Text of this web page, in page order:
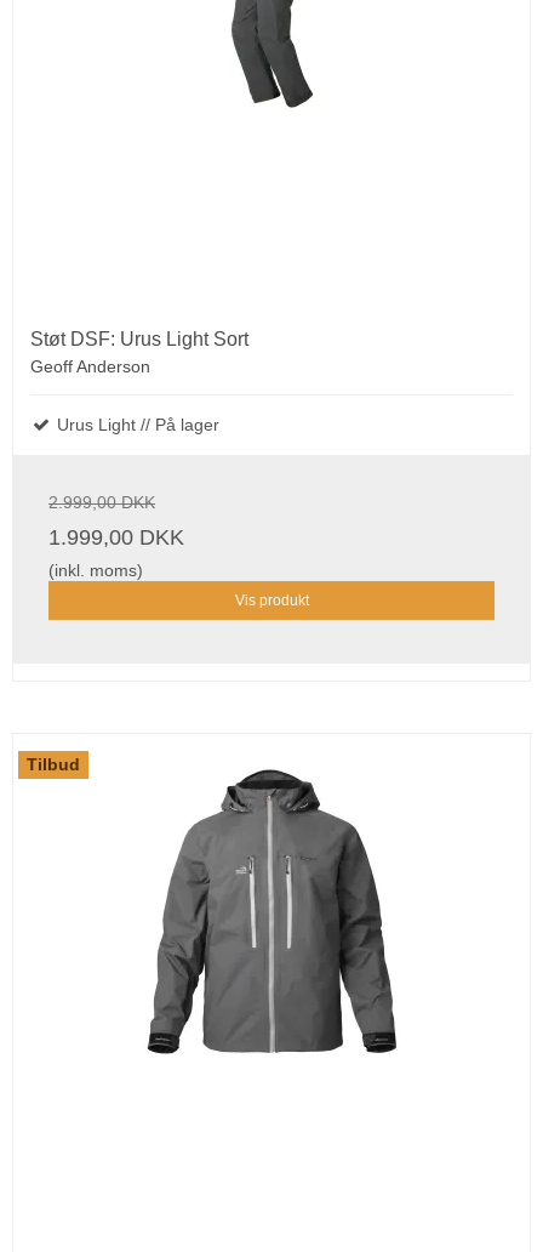
Støt DSF: Urus Light Sort
Geoff Anderson
Urus Light // På lager
2.999,00 DKK
1.999,00 DKK
(inkl. moms)
Vis produkt
Tilbud